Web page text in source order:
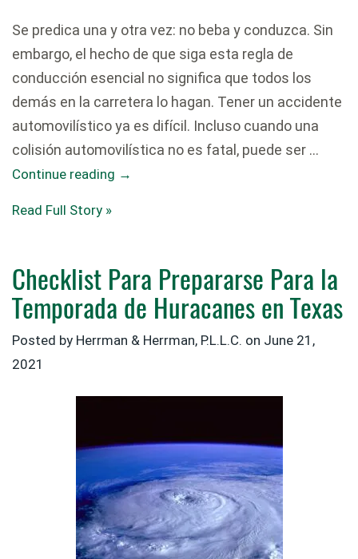
Se predica una y otra vez: no beba y conduzca. Sin
embargo, el hecho de que siga esta regla de
conducción esencial no significa que todos los
demás en la carretera lo hagan. Tener un accidente
automovilístico ya es difícil. Incluso cuando una
colisión automovilística no es fatal, puede ser …
Continue reading →
Read Full Story »
Checklist Para Prepararse Para la
Temporada de Huracanes en Texas
Posted by Herrman & Herrman, P.L.L.C. on June 21,
2021